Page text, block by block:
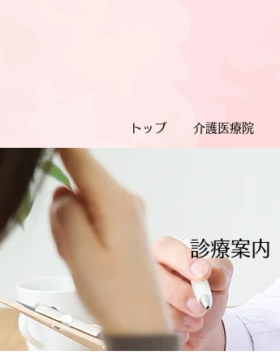
トップ 介護医療院
診療案内